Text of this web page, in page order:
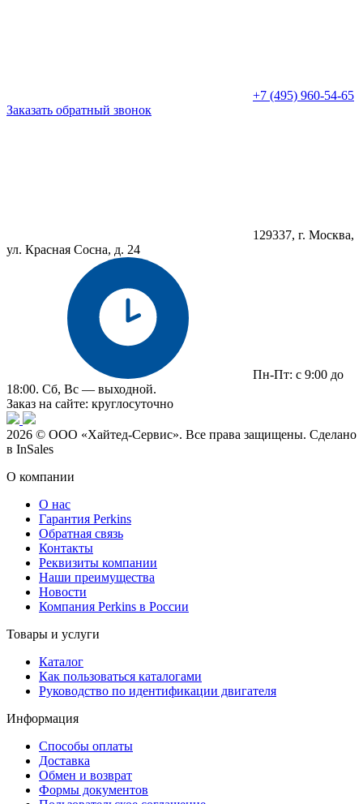
+7 (495) 960-54-65
Заказать обратный звонок
129337, г. Москва,
ул. Красная Сосна, д. 24
Пн-Пт: с 9:00 до
18:00. Сб, Вс — выходной.
Заказ на сайте: круглосуточно
2026 © ООО «Хайтед-Сервис». Все права защищены. Сделано
в InSales
О компании
О нас
Гарантия Perkins
Обратная связь
Контакты
Реквизиты компании
Наши преимущества
Новости
Компания Perkins в России
Товары и услуги
Каталог
Как пользоваться каталогами
Руководство по идентификации двигателя
Информация
Способы оплаты
Доставка
Обмен и возврат
Формы документов